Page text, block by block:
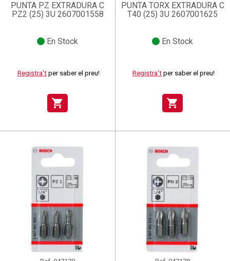
PUNTA PZ EXTRADURA C
PZ2 (25) 3U 2607001558
En Stock
Registra't per saber el preu!
shopping_cart
PUNTA TORX EXTRADURA C
T40 (25) 3U 2607001625
En Stock
Registra't per saber el preu!
shopping_cart